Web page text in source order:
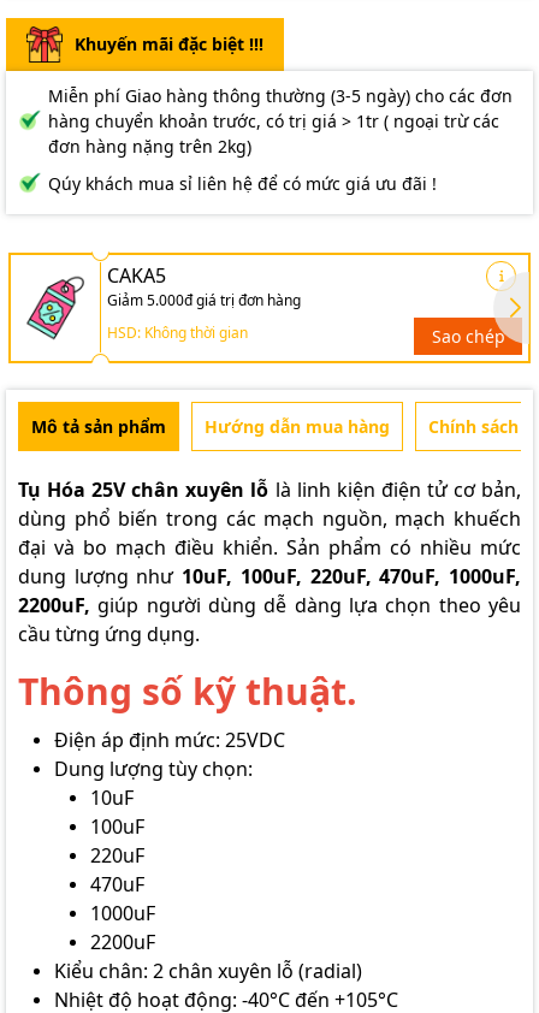
Khuyến mãi đặc biệt !!!
Miễn phí Giao hàng thông thường (3-5 ngày) cho các đơn
hàng chuyển khoản trước, có trị giá > 1tr ( ngoại trừ các
đơn hàng nặng trên 2kg)
Qúy khách mua sỉ liên hệ để có mức giá ưu đãi !
CAKA5
Giảm 5.000đ giá trị đơn hàng
HSD: Không thời gian
Sao chép
Mô tả sản phẩm Hướng dẫn mua hàng Chính sách
Tụ Hóa 25V chân xuyên lỗ là linh kiện điện tử cơ bản,
dùng phổ biến trong các mạch nguồn, mạch khuếch
đại và bo mạch điều khiển. Sản phẩm có nhiều mức
dung lượng như 10uF, 100uF, 220uF, 470uF, 1000uF,
2200uF, giúp người dùng dễ dàng lựa chọn theo yêu
cầu từng ứng dụng.
Thông số kỹ thuật.
Điện áp định mức: 25VDC
Dung lượng tùy chọn:
10uF
100uF
220uF
470uF
1000uF
2200uF
Kiểu chân: 2 chân xuyên lỗ (radial)
Nhiệt độ hoạt động: -40°C đến +105°C